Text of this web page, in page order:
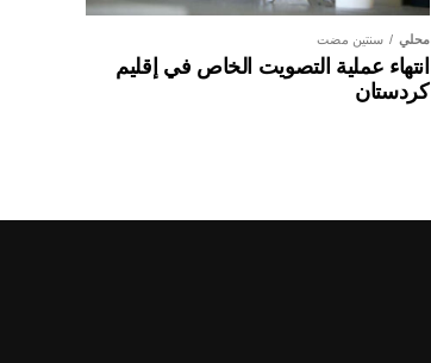
محلي سنتين مضت
انتهاء عملية التصويت الخاص في إقليم
كردستان